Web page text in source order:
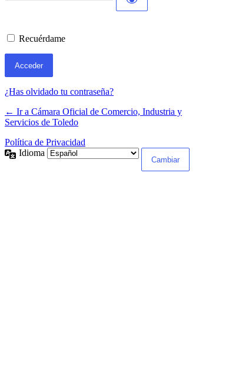
Recuérdame
¿Has olvidado tu contraseña?
← Ir a Cámara Oficial de Comercio, Industria y
Servicios de Toledo
Política de Privacidad
Idioma